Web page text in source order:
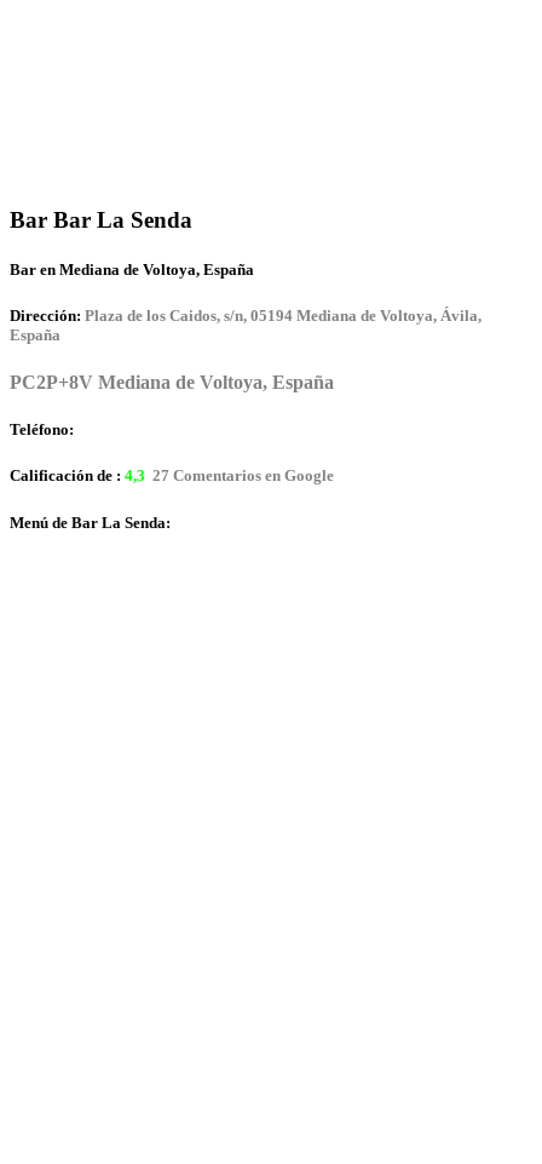
Bar Bar La Senda
Bar en Mediana de Voltoya, España
Dirección: Plaza de los Caidos, s/n, 05194 Mediana de Voltoya, Ávila,
España
PC2P+8V Mediana de Voltoya, España
Teléfono:
Calificación de : 4,3 27 Comentarios en Google
Menú de Bar La Senda: